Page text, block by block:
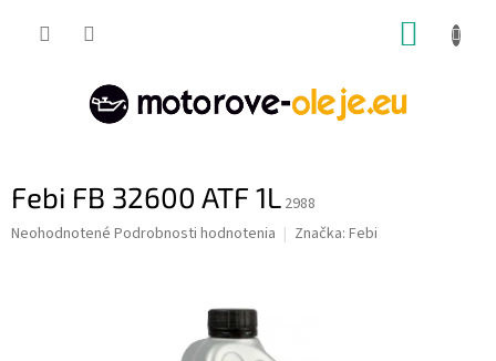
Febi FB 32600 ATF 1L 2988
Priemerné
Neohodnotené Podrobnosti hodnotenia Značka: Febi